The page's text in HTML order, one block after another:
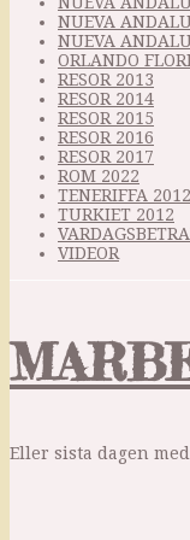
NUEVA
NUEVA
ORLANDO
RESOR 2013
RESOR 2014
RESOR 2015
RESOR 2016
RESOR 2017
ROM 2022
TENERIFFA
TURKIET 2012
VIDEOR
Eller sista dagen